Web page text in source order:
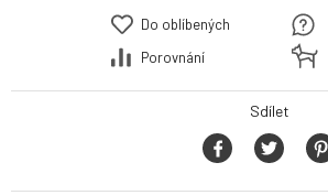
Do oblíbených
Porovnání
Sdílet